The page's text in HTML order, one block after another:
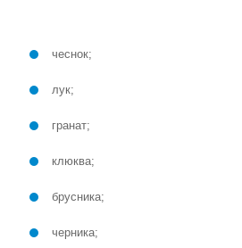
чеснок;
лук;
гранат;
клюква;
брусника;
черника;